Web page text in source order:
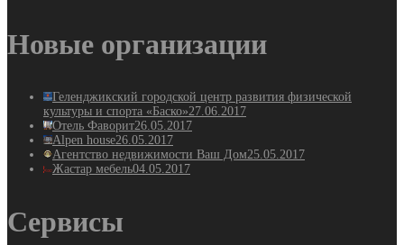
Новые организации
Геленджикский городской центр развития физической
культуры и спорта «Баско»27.06.2017
Отель Фаворит26.05.2017
Alpen house26.05.2017
Агентство недвижимости Ваш Дом25.05.2017
Жастар мебель04.05.2017
Сервисы